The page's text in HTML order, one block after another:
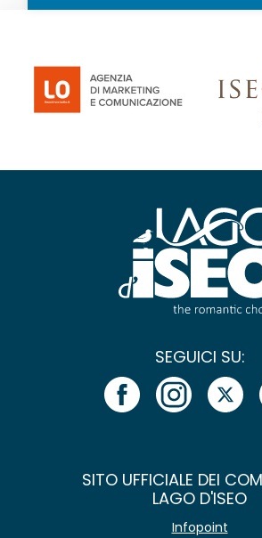
SEGUICI SU:
SITO UFFICIALE DEI
LAGO D'ISEO
Infopoint